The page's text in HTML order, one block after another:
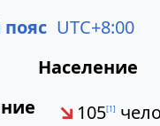
UTC+8:00
Население
↘ 105[1]